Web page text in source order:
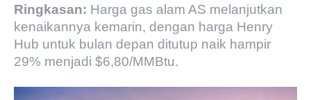
Ringkasan: Harga gas alam AS melanjutkan
kenaikannya kemarin, dengan harga Henry
Hub untuk bulan depan ditutup naik hampir
29% menjadi $6,80/MMBtu.